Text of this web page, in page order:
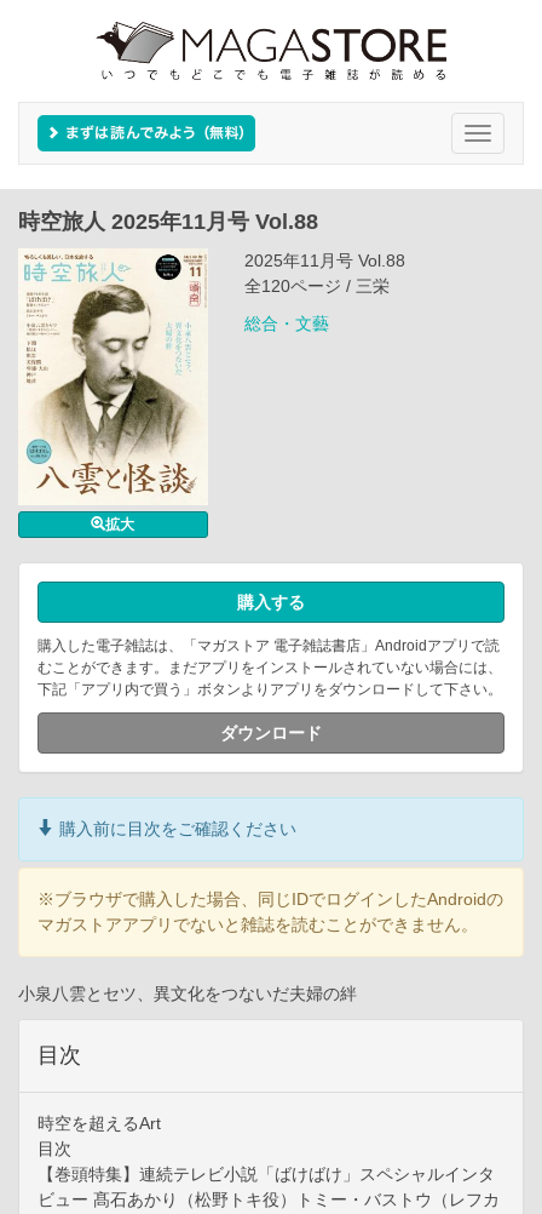
Toggle
時空旅人 2025年11月号 Vol.88
拡大
2025年11月号 Vol.88
全120ページ / 三栄
総合・文藝
購入する
購入した電子雑誌は、「マガストア 電子雑誌書店」Androidアプリで読
むことができます。まだアプリをインストールされていない場合には、
下記「アプリ内で買う」ボタンよりアプリをダウンロードして下さい。
ダウンロード
購入前に目次をご確認ください
※ブラウザで購入した場合、同じIDでログインしたAndroidの
マガストアアプリでないと雑誌を読むことができません。
小泉八雲とセツ、異文化をつないだ夫婦の絆
目次
時空を超えるArt
目次
【巻頭特集】連続テレビ小説「ばけばけ」スペシャルインタ
ビュー 髙石あかり（松野トキ役）トミー・バストウ（レフカ